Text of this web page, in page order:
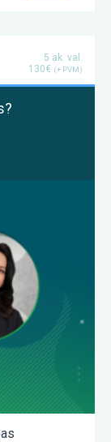
5 ak. val.
130€ (+ PVM)